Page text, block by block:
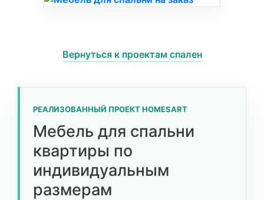
Вернуться к проектам спален
РЕАЛИЗОВАННЫЙ ПРОЕКТ HOMESART
Мебель для спальни
квартиры по
индивидуальным
размерам